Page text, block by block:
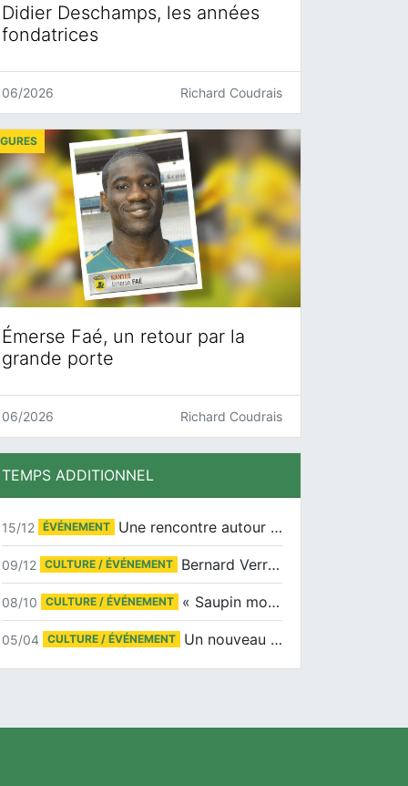
Didier Deschamps, les années
fondatrices
06/2026 Richard Coudrais
Émerse Faé, un retour par la
grande porte
06/2026 Richard Coudrais
TEMPS ADDITIONNEL
15/12 ÉVÉNEMENT Une rencontre autour de Jean-Claude Suaudeau
09/12 CULTURE / ÉVÉNEMENT Bernard Verret en dédicaces le samedi 13 décembre à l’Espace Culturel Atlantis
08/10 CULTURE / ÉVÉNEMENT « Saupin mon amour » au salon du livre de Trentemoult
05/04 CULTURE / ÉVÉNEMENT Un nouveau tirage pour le Docu-BD